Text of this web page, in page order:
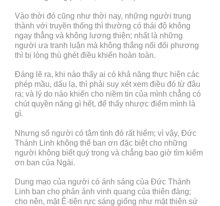
Vào thời đó cũng như thời nay, những người trung
thành với truyền thống thì thường có thái độ không
ngay thẳng và không lương thiện; nhất là những
người ưa tranh luận mà không thắng nổi đối phương
thì bị lòng thù ghét điều khiển hoàn toàn.
Đáng lẽ ra, khi nào thấy ai có khả năng thực hiện các
phép mầu, dấu lạ, thì phải suy xét xem điều đó từ đâu
ra; và lý do nào khiến cho niềm tin của mình chẳng có
chút quyền năng gì hết, để thấy nhược điểm mình là
gì.
Nhưng số người có tâm tình đó rất hiếm; vì vậy, Đức
Thánh Linh không thể ban ơn đặc biệt cho những
người không biết quý trọng và chẳng bao giờ tìm kiếm
ơn ban của Ngài.
Dung mạo của người có ánh sáng của Đức Thánh
Linh ban cho phản ảnh vinh quang của thiên đàng;
cho nên, mặt Ê-tiên rực sáng giống như mặt thiên sứ